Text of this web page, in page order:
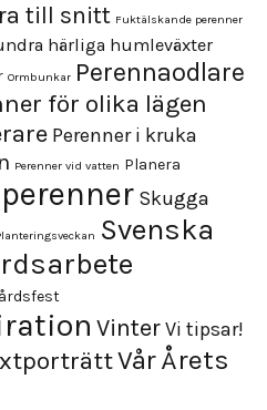
till snitt Fuktälskande perenner
härliga humleväxter
Ormbunkar Perennaodlare
för olika lägen
Perenner i kruka
Perenner vid vatten Planera
Skugga
Svenska
VinterVi tipsar!
VårÅrets